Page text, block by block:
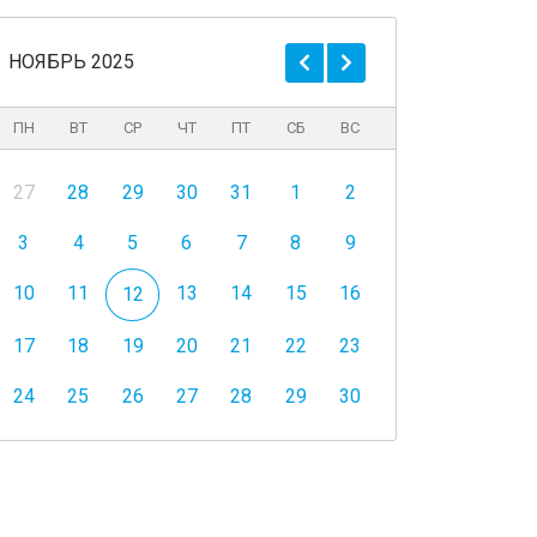
НОЯБРЬ 2025
ПН ВТ СР ЧТ ПТ СБ ВС
27 28 29 30 31 1 2
3 4 5 6 7 8 9
10 11 12 13 14 15 16
17 18 19 20 21 22 23
24 25 26 27 28 29 30